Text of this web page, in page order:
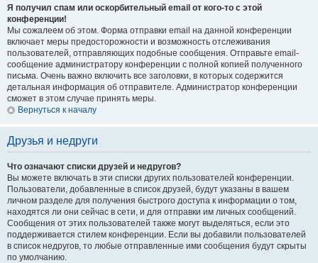
Я получил спам или оскорбительный email от кого-то с этой
конференции!
Мы сожалеем об этом. Форма отправки email на данной конференции
включает меры предосторожности и возможность отслеживания
пользователей, отправляющих подобные сообщения. Отправьте email-
сообщение администратору конференции с полной копией полученного
письма. Очень важно включить все заголовки, в которых содержится
детальная информация об отправителе. Администратор конференции
сможет в этом случае принять меры.
Вернуться к началу
Друзья и недруги
Что означают списки друзей и недругов?
Вы можете включать в эти списки других пользователей конференции.
Пользователи, добавленные в список друзей, будут указаны в вашем
личном разделе для получения быстрого доступа к информации о том,
находятся ли они сейчас в сети, и для отправки им личных сообщений.
Сообщения от этих пользователей также могут выделяться, если это
поддерживается стилем конференции. Если вы добавили пользователей
в список недругов, то любые отправленные ими сообщения будут скрыты
по умолчанию.